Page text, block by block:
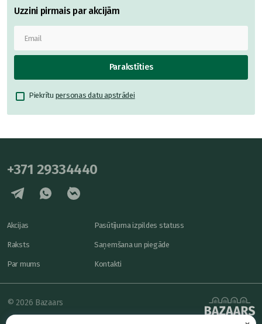
Uzzini pirmais par akcijām
Parakstīties
Piekrītu personas datu apstrādei
+371 29334440
Akcijas
Raksts
Par mums
Pasūtījuma izpildes statuss
Saņemšana un piegāde
Kontakti
© 2026 Bazaars